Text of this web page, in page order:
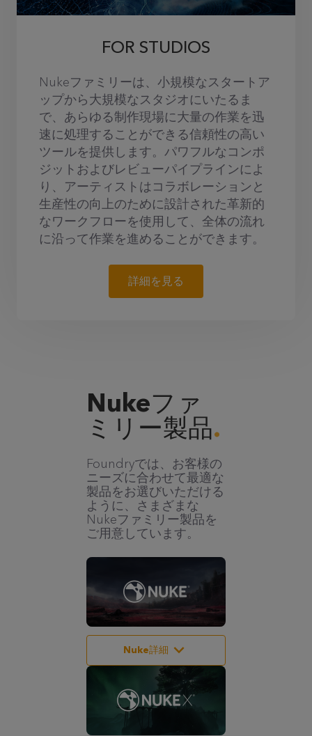
FOR STUDIOS
Nukeファミリーは、小規模なスタートア
ップから大規模なスタジオにいたるま
で、あらゆる制作現場に大量の作業を迅
速に処理することができる信頼性の高い
ツールを提供します。パワフルなコンポ
ジットおよびレビューパイプラインによ
り、アーティストはコラボレーションと
生産性の向上のために設計された革新的
なワークフローを使用して、全体の流れ
に沿って作業を進めることができます。
詳細を見る
Nukeファ
ミリー製品
Foundryでは、お客様の
ニーズに合わせて最適な
製品をお選びいただける
ように、さまざまな
Nukeファミリー製品を
ご用意しています。
Nuke詳細